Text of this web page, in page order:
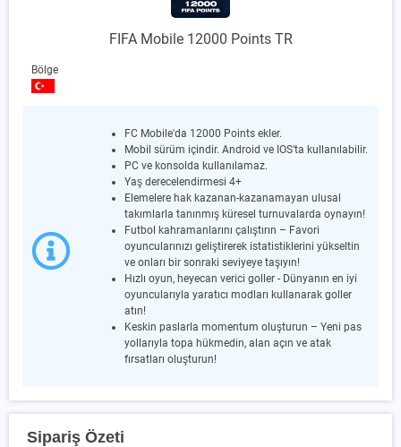
FIFA Mobile 12000 Points TR
Bölge
FC Mobile'da 12000 Points ekler.
Mobil sürüm içindir. Android ve IOS'ta kullanılabilir.
PC ve konsolda kullanılamaz.
Yaş derecelendirmesi 4+
Elemelere hak kazanan-kazanamayan ulusal
takımlarla tanınmış küresel turnuvalarda oynayın!
Futbol kahramanlarını çalıştırın – Favori
oyuncularınızı geliştirerek istatistiklerini yükseltin
ve onları bir sonraki seviyeye taşıyın!
Hızlı oyun, heyecan verici goller - Dünyanın en iyi
oyuncularıyla yaratıcı modları kullanarak goller
atın!
Keskin paslarla momentum oluşturun – Yeni pas
yollarıyla topa hükmedin, alan açın ve atak
fırsatları oluşturun!
Sipariş Özeti